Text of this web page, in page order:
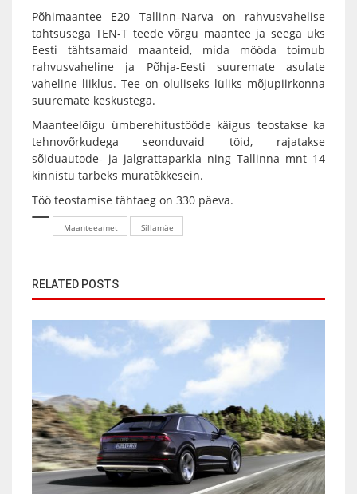
Põhimaantee E20 Tallinn–Narva on rahvusvahelise
tähtsusega TEN-T teede võrgu maantee ja seega üks
Eesti tähtsamaid maanteid, mida mööda toimub
rahvusvaheline ja Põhja-Eesti suuremate asulate
vaheline liiklus. Tee on oluliseks lüliks mõjupiirkonna
suuremate keskustega.
Maanteelõigu ümberehitustööde käigus teostakse ka
tehnovõrkudega seonduvaid töid, rajatakse
sõiduautode- ja jalgrattaparkla ning Tallinna mnt 14
kinnistu tarbeks müratõkkesein.
Töö teostamise tähtaeg on 330 päeva.
Maanteeamet Sillamäe
RELATED POSTS